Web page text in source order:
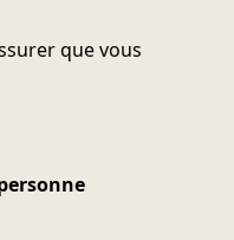
que vous